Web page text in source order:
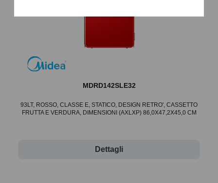
MDRD142SLE32
93LT, ROSSO, CLASSE E, STATICO, DESIGN RETRO', CASSETTO
FRUTTA E VERDURA, DIMENSIONI (AXLXP) 86,0X47,2X45,0 CM
Dettagli